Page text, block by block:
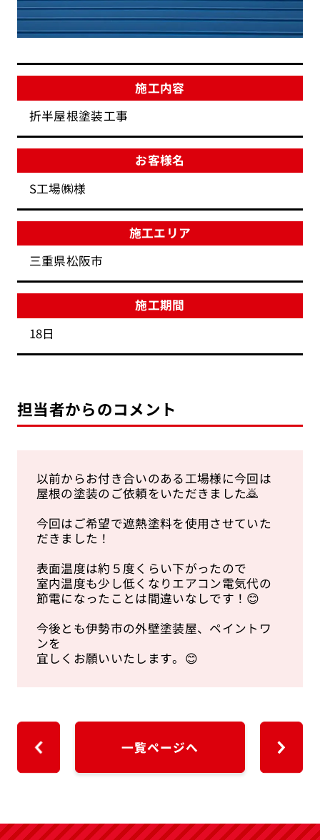
施工内容
折半屋根塗装工事
お客様名
S工場㈱様
施工エリア
三重県松阪市
施工期間
18日
担当者からのコメント
以前からお付き合いのある工場様に今回は
屋根の塗装のご依頼をいただきました🙇
今回はご希望で遮熱塗料を使用させていた
だきました！
表面温度は約５度くらい下がったので
室内温度も少し低くなりエアコン電気代の
節電になったことは間違いなしです！😊
今後とも伊勢市の外壁塗装屋、ペイントワ
ンを
宜しくお願いいたします。😊
一覧ページへ